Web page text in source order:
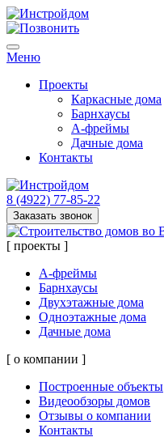
Меню
Проекты
Каркасные дома
Барнхаусы
А-фреймы
Дачные дома
Контакты
8 (4922) 77-85-22
Заказать звонок
[ проекты ]
А-фреймы
Барнхаусы
Двухэтажные дома
Одноэтажные дома
Дачные дома
[ о компании ]
Построенные объекты
Видеообзоры домов
Отзывы о компании
Контакты